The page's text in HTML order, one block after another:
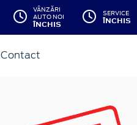
VÂNZĂRI
AUTO NOI
ÎNCHIS
SERVICE
ÎNCHIS
Contact